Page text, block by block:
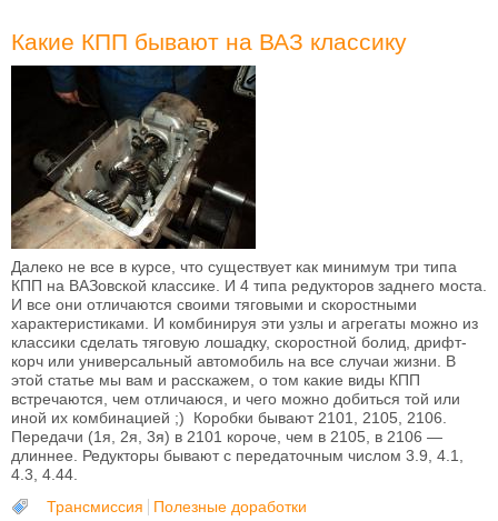
Какие КПП бывают на ВАЗ классику
Далеко не все в курсе, что существует как минимум три типа
КПП на ВАЗовской классике. И 4 типа редукторов заднего моста.
И все они отличаются своими тяговыми и скоростными
характеристиками. И комбинируя эти узлы и агрегаты можно из
классики сделать тяговую лошадку, скоростной болид, дрифт-
корч или универсальный автомобиль на все случаи жизни. В
этой статье мы вам и расскажем, о том какие виды КПП
встречаются, чем отличаюся, и чего можно добиться той или
иной их комбинацией ;) Коробки бывают 2101, 2105, 2106.
Передачи (1я, 2я, 3я) в 2101 короче, чем в 2105, в 2106 —
длиннее. Редукторы бывают с передаточным числом 3.9, 4.1,
4.3, 4.44.
Трансмиссия
Полезные доработки